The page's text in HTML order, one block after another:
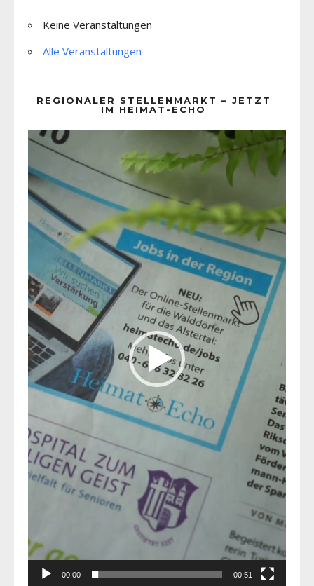
Keine Veranstaltungen
Alle Veranstaltungen
REGIONALER STELLENMARKT – JETZT
IM HEIMAT-ECHO
Player
00:00 00:51